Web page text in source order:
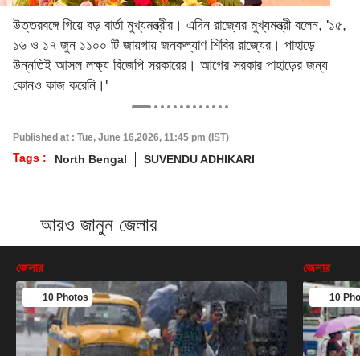
উত্তরবঙ্গে গিয়ে বড় বার্তা মুখ্যমন্ত্রীর। এদিন রাজ্যের মুখ্যমন্ত্রী বলেন, '১৫,
১৬ ও ১৭ জুন ১১০০ টি জায়গায় জনকল্যাণ শিবির রাজ্যের। পাহাড়ে
উন্নতিই আসল লক্ষ্য বিজেপি সরকারের। আগের সরকার পাহাড়ের জন্য
কোনও কাজ করেনি।'
Published at : Tue, June 16,2026, 11:45 pm (IST)
Tags : North Bengal SUVENDU ADHIKARI
আরও জানুন জেলার
জেলার
10 Photos
জেলার
10